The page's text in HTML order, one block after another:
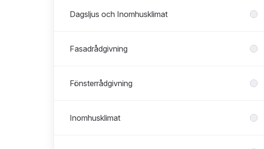
Dagsljus och Inomhusklimat
Fasadrådgivning
Fönsterrådgivning
Inomhusklimat